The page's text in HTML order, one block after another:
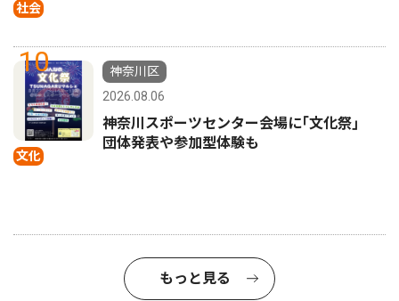
社会
10
文化
神奈川区
2026.08.06
神奈川スポーツセンター会場に｢文化祭｣
団体発表や参加型体験も
もっと見る